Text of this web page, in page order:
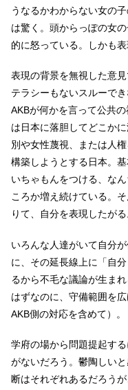
うなるかわからない女の
は驚く。頭からっぽの女
的に怒っている。しかも表
表現の背景を無視した意
テラシーもないスルーで
AKBが何かを言って公共
は日本に落胆してどこか
別や女性蔑視、または人
構築しようとする日本。
いちゃもんをつける、な
ころか増え続けている。
りて、自分を表現したがる
いろんな人達がいて自分
に、その延長線上に「自
るから不毛な議論が生ま
はずなのに、守備範囲を
AKB側の対応を含めて）。
学府の場から問題提起す
がないだろう。鬱陶しい
断はそれぞれあるだろう